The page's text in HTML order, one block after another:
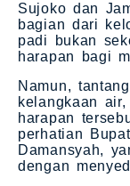
Sujoko dan
bagian dari
padi bukan
harapan bagi
Namun,
kelangkaan
harapan
perhatian
Damansyah,
dengan